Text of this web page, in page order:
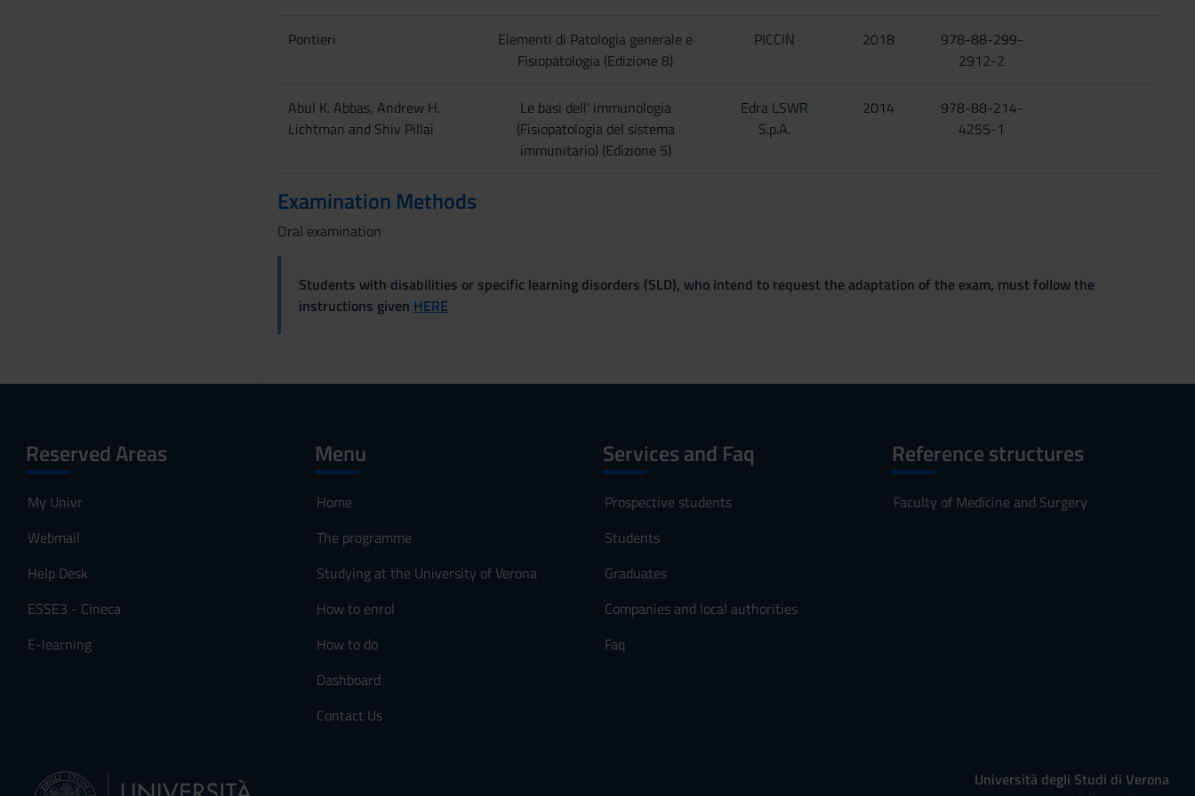
Pontieri
Elementi di Patologia generale e
Fisiopatologia (Edizione 8)
PICCIN 2018
978-88-299-
2912-2
Abul K. Abbas, Andrew H.
Lichtman and Shiv Pillai
Le basi dell' immunologia
(Fisiopatologia del sistema
immunitario) (Edizione 5)
Edra LSWR
S.p.A.
2014
978-88-214-
4255-1
Examination Methods
Oral examination
Students with disabilities or specific learning disorders (SLD), who intend to request the adaptation of the exam, must follow the
instructions given HERE
Reserved Areas
My Univr
Webmail
Help Desk
ESSE3 - Cineca
E-learning
Menu
Home
The programme
Studying at the University of Verona
How to enrol
How to do
Dashboard
Contact Us
Services and Faq
Prospective students
Students
Graduates
Companies and local authorities
Faq
Reference structures
Faculty of Medicine and Surgery
Università degli Studi di Verona